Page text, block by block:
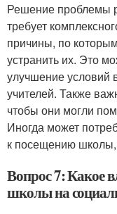
Решение проблемы
требует
причины, по
устранить их. Это
улучшение условий
учителей. Также
чтобы они могли
Иногда может
к посещению
Вопрос 7: Какое
школы на